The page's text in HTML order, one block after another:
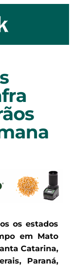
os estados
em Mato
Catarina,
Paraná,